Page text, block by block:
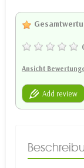
Ansicht
Add review